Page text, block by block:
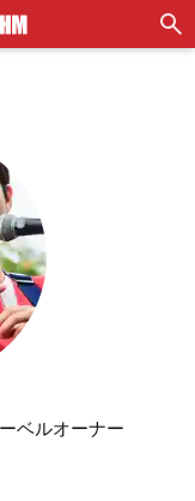
ベルオーナー